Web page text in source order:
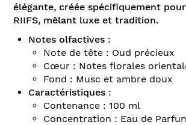
élégante, créée spécifiquement
RIIFS, mêlant luxe et tradition.
Notes olfactives :
Note de tête : Oud précieux
Cœur : Notes florales
Fond : Musc et ambre doux
Caractéristiques :
Contenance : 100 ml
Concentration : Eau de